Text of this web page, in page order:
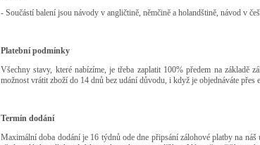
- Součástí balení jsou návody v angličtině, němčině a holandštině, návod v
Platební podmínky
Všechny stavy, které nabízíme, je třeba zaplatit 100% předem na základě
možnost vrátit zboží do 14 dnů bez udání důvodu, i když je objednáváte přes
Termín dodání
Maximální doba dodání je 16 týdnů ode dne připsání zálohové platby na